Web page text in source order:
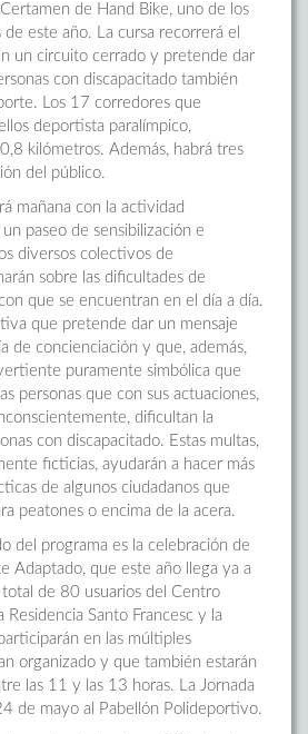
de Hand Bike, uno de los
este año. La cursa recorrerá el
un circuito cerrado y pretende dar
con discapacitado también
Los 17 corredores que
deportista paralímpico,
kilómetros. Además, habrá tres
del público.
mañana con la actividad
paseo de sensibilización e
diversos colectivos de
sobre las dificultades de
que se encuentran en el día a día.
que pretende dar un mensaje
de concienciación y que, además,
puramente simbólica que
personas que con sus actuaciones,
dificultan la
con discapacitado. Estas multas,
ficticias, ayudarán a hacer más
de algunos ciudadanos que
peatones o encima de la acera.
del programa es la celebración de
Adaptado, que este año llega ya a
de 80 usuarios del Centro
Residencia Santo Francesc y la
en las múltiples
organizado y que también estarán
las 11 y las 13 horas. La Jornada
de mayo al Pabellón Polideportivo.